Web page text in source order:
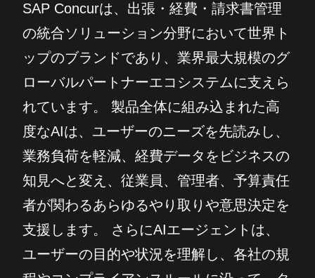
SAP Concurは、出張・経費・請求書管理
の統合ソリューション分野において世界ト
ップのブランドであり、業界最大規模のグ
ローバルパートナーエコシステムに支えら
れています。 製品全体に組み込まれた高
度なAIは、ユーザーのニーズを先読みし、
業務負荷を軽減、経費データをビジネスの
知見へと変え、従業員、管理者、予算責任
者が関わるあらゆるやり取りや意思決定を
支援します。 さらにAIエージェントは、
ユーザーの目的や状況を理解し、各社の規